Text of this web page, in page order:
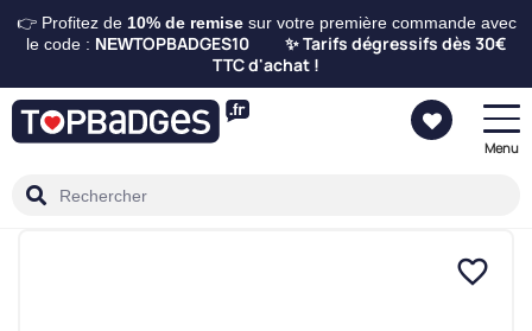
👉 Profitez de 10% de remisesur votre première commande avec
le code : NEWTOPBADGES10 ✨ Tarifs dégressifs dès 30€
TTC d'achat !
Menu
favorite_border